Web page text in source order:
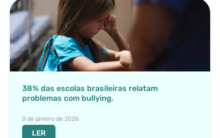
38% das escolas brasileiras relatam
problemas com bullying.
9 de janeiro de 2026
LER